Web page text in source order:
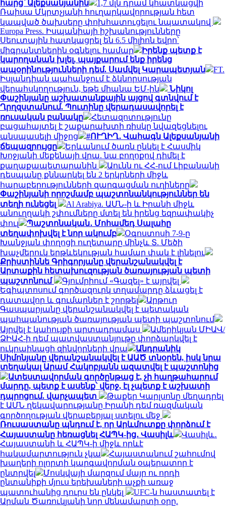
հարց՝ Ալեքսանյանին
1,7 մլն դրամ կհատկացվի
Ռաիսա Մկրտչյանի հուղարկավորության հետ
կապված ծախսերը փոխհատուցելու նպատակով
Europa Press. Իսպանիայի իշխանությունները
Սեուտային հատկացրել են 6.5 միլիոն եվրո՝
միգրանտներին օգնելու համար
Իրենք պետք է
կարողանան խլել, պայքարում ենք իրենց
ապօրինությունների դեմ. Սամվել Կարապետյան
FT.
Իսլանդիան պահանջում է ձկնորսության
վերահսկողություն, եթե միանա ԵՄ-ին
Նիկոլ
Փաշինյանը աշխատանքային այցով գտնվում է
Ղրղզստանում. Պուտինը վերադասավորել է
ռուսական բանակը
Հետազոտությունը
բացահայտել է շաքարախտի ռիսկը նվազեցնելու
անսպասելի միջոց
#ՈՒՂԻՂ․ Վահագն Ալեքսանյանի
ճեպազրույցը
Երևանում ծառն ընկել է Հասմիկ
Խոջյանի մեքենայի վրա. նա բողոքով դիմել է
քաղաքապետարանին
Աունն ու ՀՀ-ում Լիբանանի
դեսպանը քննարկել են 2 երկրների միջև
հարաբերությունների զարգացման ուղիները
Փաշինյանի որոշմամբ պաշտոնանկություններ են
տեղի ունեցել
Al Arabiya. ԱՄՆ-ի և Իրանի միջև
անուղղակի շփումները մտել են իրենց եզրափակիչ
փուլ
Պաշտոնական․ Մոհամեդ Սալահը
տեղափոխվել է նոր ակումբ
Օգոստոսի 7-9-ը
Խանջյան փողոցի ուղետարը մինչև Տ. Մեծի
խաչմերուկ երթևեկության համար փակ է լինելու
Քրիստիննե Գրիգորյանը վերանշանակվել է
Արտաքին հետախուզության ծառայության պետի
պաշտոնում
Գյումրիում «Գազել» է այրվել
Եգիպտոսում գործազուրկ տղամարդը ձևացել է
դատավոր և գումարներ է շորթել
Արթուր
Գասպարյանը վերանշանակվել է պետական
պահպանության ծառայության պետի պաշտոնում
Այրվել է կահույքի արտադրամաս
Ամերիկյան ՄԻԱՎ/
ՁԻԱՀ-ի դեմ պատվաստանյութը փորձարկվել է
ուկրաինացի զինվորների վրա
Անդրանիկ
Սիմոնյանը վերանշանակվել է ԱԱԾ տնօրեն, իսկ նրա
տեղակալ Արամ Հակոբյանն ազատվել է պաշտոնից
Ատեստավորման գործընթաց է, չի հաղթահարում
մարդը, պետք է ասենք՝ վերջ, էլ չպետք է աշխատի
դպրոցում. վարչապետ
Թաքեր Կարլսոնը մեղադրել
է ԱՄՆ ղեկավարությանը Իրանի դեմ ռազմական
գործողության վերաբերյալ ստելու մեջ
Ռուսաստանը պնդում է, որ Արևմուտքը փորձում է
Հայաստանը հեռացնել ՀԱՊԿ-ից․ Վասիլև
Վասիլև․
Հայաստանի և ՀԱՊԿ-ի միջև որևէ
հակամարտություն չկա
Հայաստանում շահումով
խաղերի ոլորտի կարգավորման օպերատոր է
ընտրվել
Մոսկվայի մարզում մայր ու որդի
ընտանիքի մյուս երեխաների աչքի առաջ
պատուհանից դուրս են ընկել
UFC-ն հաստատել է
Արման Ծառուկյանի նոր մենամարտի օրը.